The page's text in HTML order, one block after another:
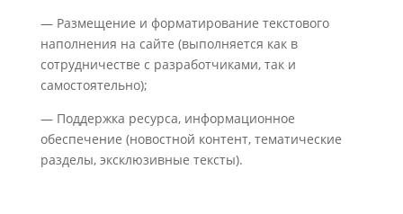
— Размещение и форматирование текстового
наполнения на сайте (выполняется как в
сотрудничестве с разработчиками, так и
самостоятельно);
— Поддержка ресурса, информационное
обеспечение (новостной контент, тематические
разделы, эксклюзивные тексты).